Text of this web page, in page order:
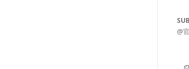
@